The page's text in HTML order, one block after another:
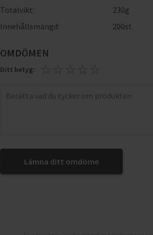
Totalvikt:
230g
Innehållsmängd:
200st
OMDÖMEN
Ditt betyg:
Lämna ditt omdöme